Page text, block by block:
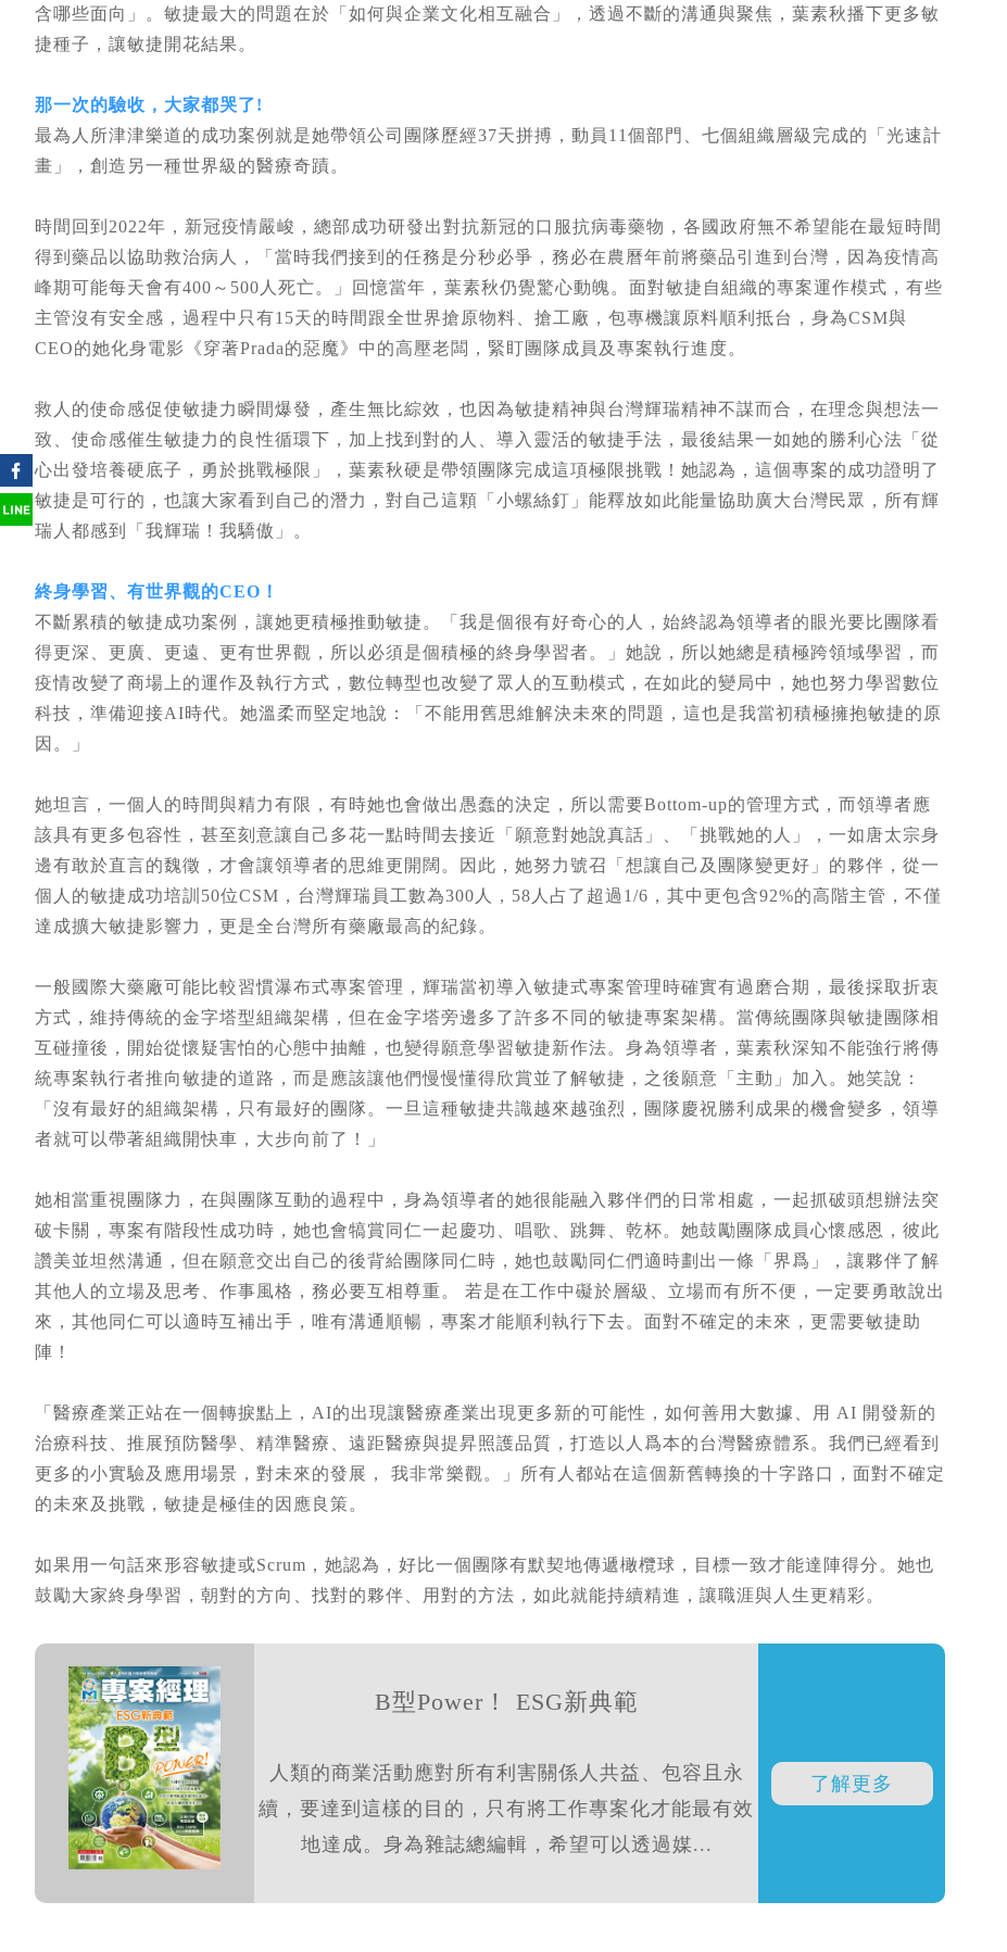
含哪些面向」。敏捷最大的問題在於「如何與企業文化相互融合」，透過不斷的溝通與聚焦，葉素秋播下更多敏
捷種子，讓敏捷開花結果。
那一次的驗收，大家都哭了!
最為人所津津樂道的成功案例就是她帶領公司團隊歷經37天拼搏，動員11個部門、七個組織層級完成的「光速計
畫」，創造另一種世界級的醫療奇蹟。
時間回到2022年，新冠疫情嚴峻，總部成功研發出對抗新冠的口服抗病毒藥物，各國政府無不希望能在最短時間
得到藥品以協助救治病人，「當時我們接到的任務是分秒必爭，務必在農曆年前將藥品引進到台灣，因為疫情高
峰期可能每天會有400～500人死亡。」回憶當年，葉素秋仍覺驚心動魄。面對敏捷自組織的專案運作模式，有些
主管沒有安全感，過程中只有15天的時間跟全世界搶原物料、搶工廠，包專機讓原料順利抵台，身為CSM與
CEO的她化身電影《穿著Prada的惡魔》中的高壓老闆，緊盯團隊成員及專案執行進度。
救人的使命感促使敏捷力瞬間爆發，產生無比綜效，也因為敏捷精神與台灣輝瑞精神不謀而合，在理念與想法一
致、使命感催生敏捷力的良性循環下，加上找到對的人、導入靈活的敏捷手法，最後結果一如她的勝利心法「從
心出發培養硬底子，勇於挑戰極限」，葉素秋硬是帶領團隊完成這項極限挑戰！她認為，這個專案的成功證明了
敏捷是可行的，也讓大家看到自己的潛力，對自己這顆「小螺絲釘」能釋放如此能量協助廣大台灣民眾，所有輝
瑞人都感到「我輝瑞！我驕傲」。
終身學習、有世界觀的CEO！
不斷累積的敏捷成功案例，讓她更積極推動敏捷。「我是個很有好奇心的人，始終認為領導者的眼光要比團隊看
得更深、更廣、更遠、更有世界觀，所以必須是個積極的終身學習者。」她說，所以她總是積極跨領域學習，而
疫情改變了商場上的運作及執行方式，數位轉型也改變了眾人的互動模式，在如此的變局中，她也努力學習數位
科技，準備迎接AI時代。她溫柔而堅定地說：「不能用舊思維解決未來的問題，這也是我當初積極擁抱敏捷的原
因。」
她坦言，一個人的時間與精力有限，有時她也會做出愚蠢的決定，所以需要Bottom-up的管理方式，而領導者應
該具有更多包容性，甚至刻意讓自己多花一點時間去接近「願意對她說真話」、「挑戰她的人」，一如唐太宗身
邊有敢於直言的魏徵，才會讓領導者的思維更開闊。因此，她努力號召「想讓自己及團隊變更好」的夥伴，從一
個人的敏捷成功培訓50位CSM，台灣輝瑞員工數為300人，58人占了超過1/6，其中更包含92%的高階主管，不僅
達成擴大敏捷影響力，更是全台灣所有藥廠最高的紀錄。
一般國際大藥廠可能比較習慣瀑布式專案管理，輝瑞當初導入敏捷式專案管理時確實有過磨合期，最後採取折衷
方式，維持傳統的金字塔型組織架構，但在金字塔旁邊多了許多不同的敏捷專案架構。當傳統團隊與敏捷團隊相
互碰撞後，開始從懷疑害怕的心態中抽離，也變得願意學習敏捷新作法。身為領導者，葉素秋深知不能強行將傳
統專案執行者推向敏捷的道路，而是應該讓他們慢慢懂得欣賞並了解敏捷，之後願意「主動」加入。她笑說：
「沒有最好的組織架構，只有最好的團隊。一旦這種敏捷共識越來越強烈，團隊慶祝勝利成果的機會變多，領導
者就可以帶著組織開快車，大步向前了！」
她相當重視團隊力，在與團隊互動的過程中，身為領導者的她很能融入夥伴們的日常相處，一起抓破頭想辦法突
破卡關，專案有階段性成功時，她也會犒賞同仁一起慶功、唱歌、跳舞、乾杯。她鼓勵團隊成員心懷感恩，彼此
讚美並坦然溝通，但在願意交出自己的後背給團隊同仁時，她也鼓勵同仁們適時劃出一條「界爲」，讓夥伴了解
其他人的立場及思考、作事風格，務必要互相尊重。 若是在工作中礙於層級、立場而有所不便，一定要勇敢說出
來，其他同仁可以適時互補出手，唯有溝通順暢，專案才能順利執行下去。面對不確定的未來，更需要敏捷助
陣！
「醫療產業正站在一個轉捩點上，AI的出現讓醫療產業出現更多新的可能性，如何善用大數據、用 AI 開發新的
治療科技、推展預防醫學、精準醫療、遠距醫療與提昇照護品質，打造以人爲本的台灣醫療體系。我們已經看到
更多的小實驗及應用場景，對未來的發展， 我非常樂觀。」所有人都站在這個新舊轉換的十字路口，面對不確定
的未來及挑戰，敏捷是極佳的因應良策。
如果用一句話來形容敏捷或Scrum，她認為，好比一個團隊有默契地傳遞橄欖球，目標一致才能達陣得分。她也
鼓勵大家終身學習，朝對的方向、找對的夥伴、用對的方法，如此就能持續精進，讓職涯與人生更精彩。
B型Power！ ESG新典範
人類的商業活動應對所有利害關係人共益、包容且永
續，要達到這樣的目的，只有將工作專案化才能最有效
地達成。身為雜誌總編輯，希望可以透過媒...